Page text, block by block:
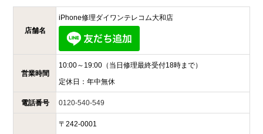
店舗名
iPhone修理ダイワンテレコム大和店
営業時間
10:00～19:00（当日修理最終受付18時まで）
定休日： 年中無休
電話番号 0120-540-549
〒 242-0001